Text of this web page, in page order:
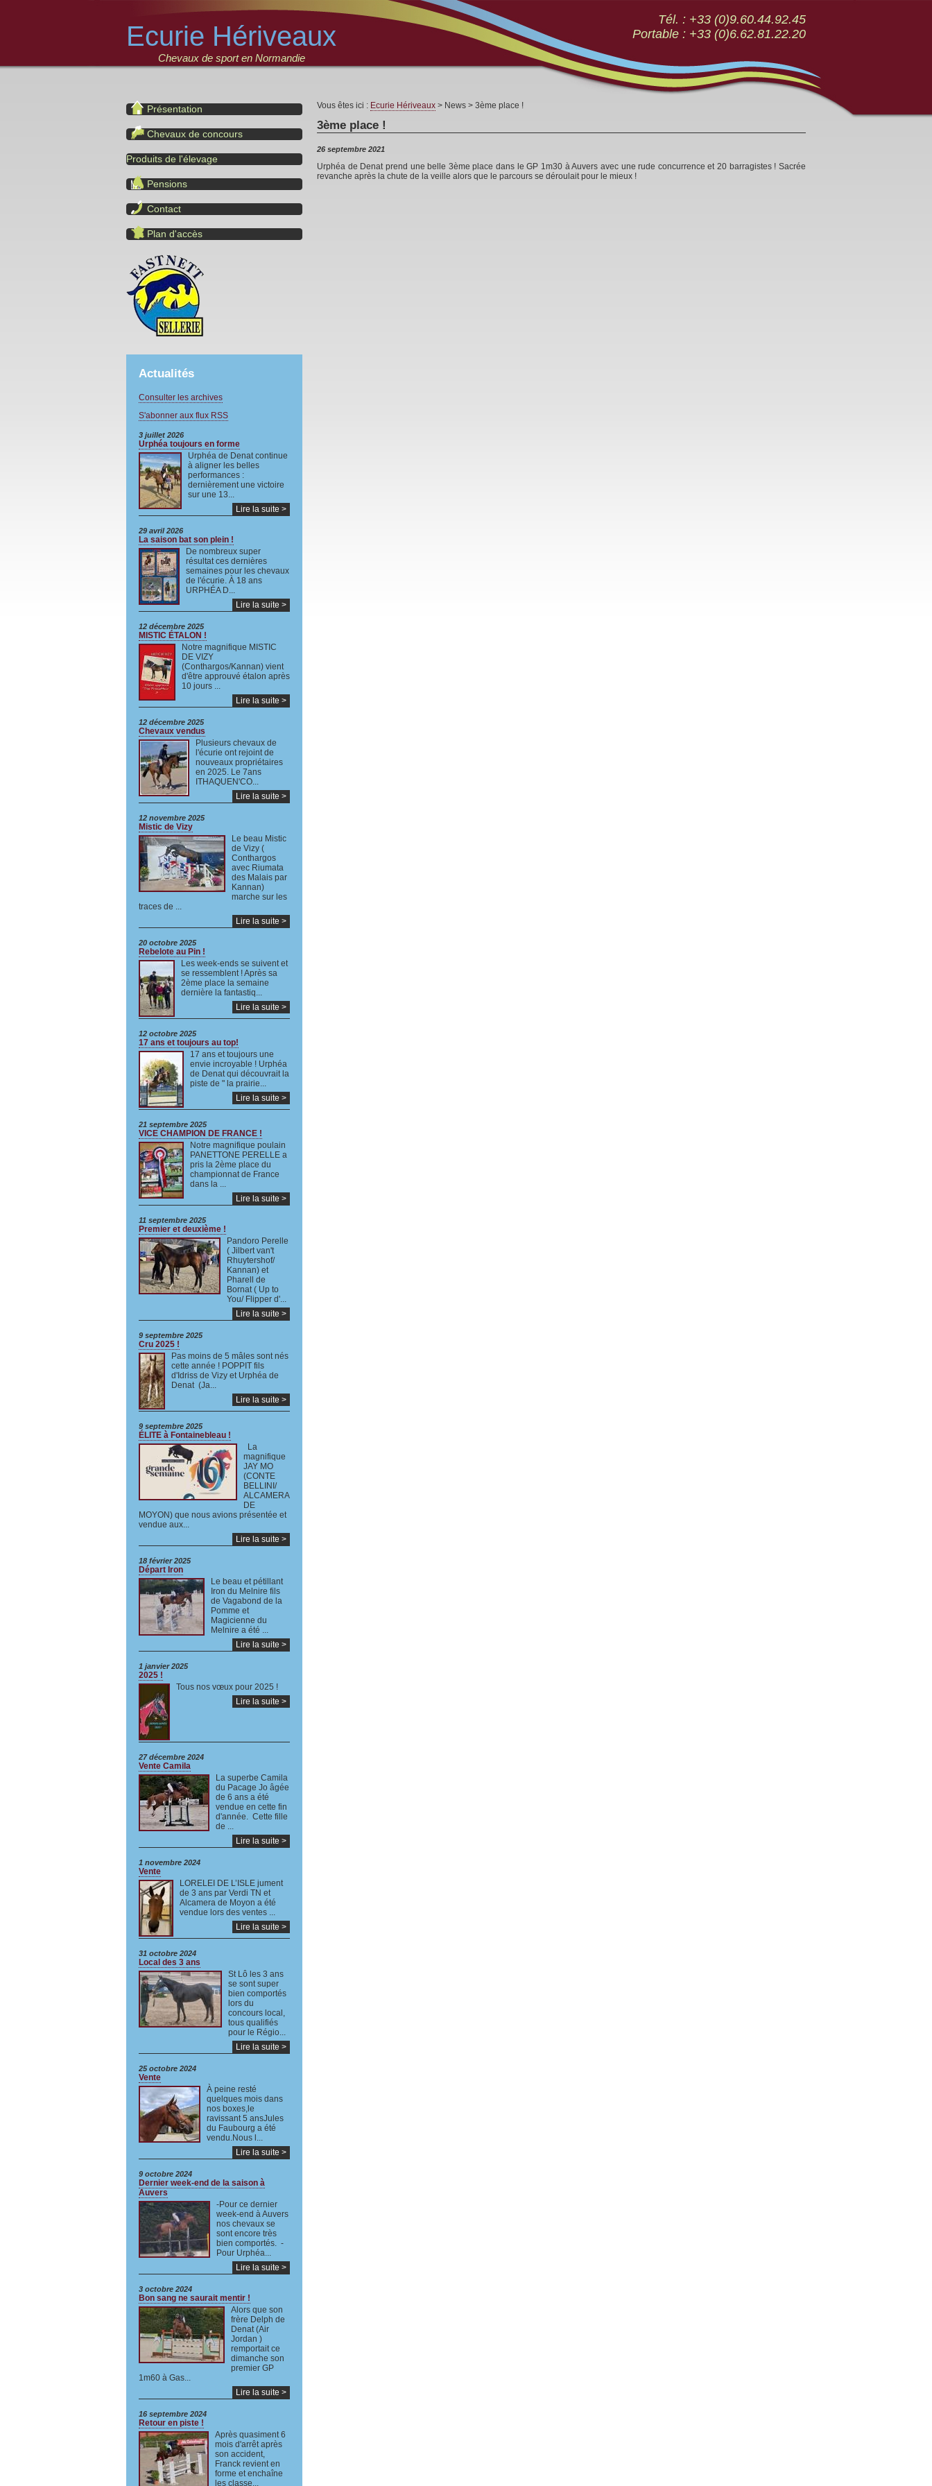
Ecurie Hériveaux
Chevaux de sport en Normandie
Tél. : +33 (0)9.60.44.92.45
Portable : +33 (0)6.62.81.22.20
Présentation
Chevaux de concours
Produits de l'élevage
Pensions
Contact
Plan d'accès
Actualités
Consulter les archives
S'abonner aux flux RSS
3 juillet 2026
Urphéa toujours en forme
Urphéa de Denat continue
à aligner les belles
performances :
dernièrement une victoire
sur une 13...
Lire la suite >
29 avril 2026
La saison bat son plein !
De nombreux super
résultat ces dernières
semaines pour les chevaux
de l'écurie. À 18 ans
URPHÉA D...
Lire la suite >
12 décembre 2025
MISTIC ÉTALON !
Notre magnifique MISTIC
DE VIZY
(Conthargos/Kannan) vient
d'être approuvé étalon après
10 jours ...
Lire la suite >
12 décembre 2025
Chevaux vendus
Plusieurs chevaux de
l'écurie ont rejoint de
nouveaux propriétaires
en 2025. Le 7ans
ITHAQUEN'CO...
Lire la suite >
12 novembre 2025
Mistic de Vizy
Le beau Mistic
de Vizy (
Conthargos
avec Riumata
des Malais par
Kannan)
marche sur les
traces de ...
Lire la suite >
20 octobre 2025
Rebelote au Pin !
Les week-ends se suivent et
se ressemblent ! Après sa
2ème place la semaine
dernière la fantastiq...
Lire la suite >
12 octobre 2025
17 ans et toujours au top!
17 ans et toujours une
envie incroyable ! Urphéa
de Denat qui découvrait la
piste de " la prairie...
Lire la suite >
21 septembre 2025
VICE CHAMPION DE FRANCE !
Notre magnifique poulain
PANETTONE PERELLE a
pris la 2ème place du
championnat de France
dans la ...
Lire la suite >
11 septembre 2025
Premier et deuxième !
Pandoro Perelle
( Jilbert van't
Rhuytershof/
Kannan) et
Pharell de
Bornat ( Up to
You/ Flipper d'...
Lire la suite >
9 septembre 2025
Cru 2025 !
Pas moins de 5 mâles sont nés
cette année ! POPPIT fils
d'Idriss de Vizy et Urphéa de
Denat (Ja...
Lire la suite >
9 septembre 2025
ÉLITE à Fontainebleau !
La
magnifique
JAY MO
(CONTE
BELLINI/
ALCAMERA
DE
MOYON) que nous avions présentée et
vendue aux...
Lire la suite >
18 février 2025
Départ Iron
Le beau et pétillant
Iron du Melnire fils
de Vagabond de la
Pomme et
Magicienne du
Melnire a été ...
Lire la suite >
1 janvier 2025
2025 !
Tous nos vœux pour 2025 !
Lire la suite >
27 décembre 2024
Vente Camila
La superbe Camila
du Pacage Jo âgée
de 6 ans a été
vendue en cette fin
d'année. Cette fille
de ...
Lire la suite >
1 novembre 2024
Vente
LORELEI DE L’ISLE jument
de 3 ans par Verdi TN et
Alcamera de Moyon a été
vendue lors des ventes ...
Lire la suite >
31 octobre 2024
Local des 3 ans
St Lô les 3 ans
se sont super
bien comportés
lors du
concours local,
tous qualifiés
pour le Régio...
Lire la suite >
25 octobre 2024
Vente
À peine resté
quelques mois dans
nos boxes,le
ravissant 5 ansJules
du Faubourg a été
vendu.Nous l...
Lire la suite >
9 octobre 2024
Dernier week-end de la saison à
Auvers
-Pour ce dernier
week-end à Auvers
nos chevaux se
sont encore très
bien comportés. -
Pour Urphéa...
Lire la suite >
3 octobre 2024
Bon sang ne saurait mentir !
Alors que son
frère Delph de
Denat (Air
Jordan )
remportait ce
dimanche son
premier GP
1m60 à Gas...
Lire la suite >
16 septembre 2024
Retour en piste !
Après quasiment 6
mois d'arrêt après
son accident,
Franck revient en
forme et enchaîne
les classe...
Vous êtes ici : Ecurie Hériveaux > News > 3ème place !
3ème place !
26 septembre 2021
Urphéa de Denat prend une belle 3ème place dans le GP 1m30 à Auvers avec une rude concurrence et 20 barragistes ! Sacrée
revanche après la chute de la veille alors que le parcours se déroulait pour le mieux !